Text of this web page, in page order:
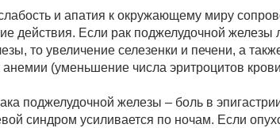
и апатия к окружающему миру
действия. Если рак поджелудочной железы
то увеличение селезенки и печени, а
анемии (уменьшение числа эритроцитов
поджелудочной железы – боль в
синдром усиливается по ночам. Если